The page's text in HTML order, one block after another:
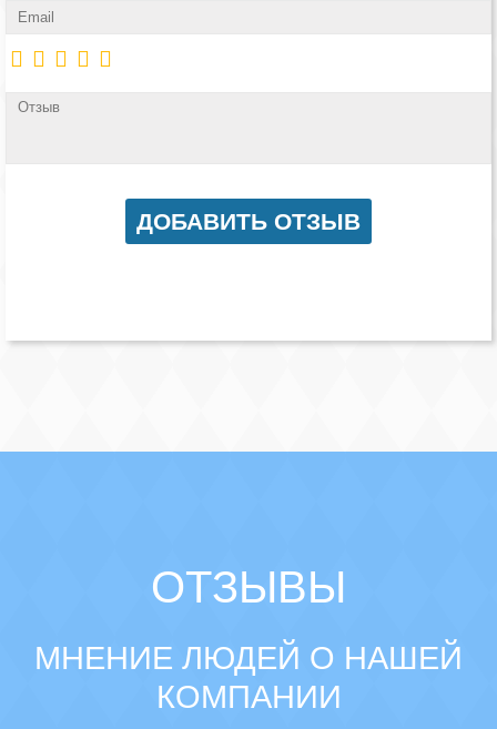
Наши победы
Видео о нас
ОТЗЫВЫ
МНЕНИЕ ЛЮДЕЙ О НАШЕЙ
КОМПАНИИ